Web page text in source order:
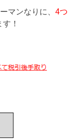
マンなりに、4つ
！